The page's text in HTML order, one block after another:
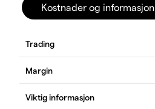
Kostnader og informasjon